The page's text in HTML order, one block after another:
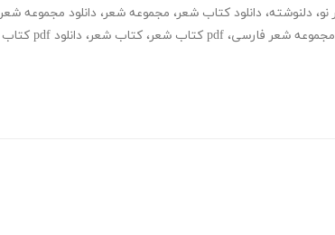
، دلنوشته، دانلود کتاب شعر، مجموعه شعر، دانلود مجموعه شعر
مجموعه شعر فارسی، pdf کتاب شعر ، کتاب شعر، دانلود pdf کتاب شعر